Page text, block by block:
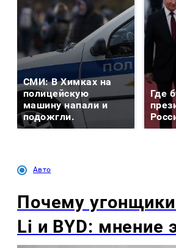
СМИ: В Химках на
полицейскую
машину напали и
подожгли.
Где
Авто
Почему
Li и BYD: мнение